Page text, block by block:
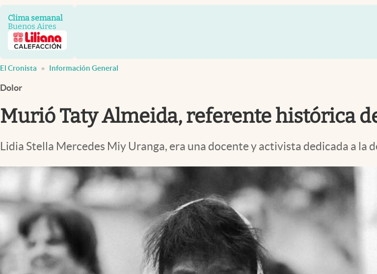
Infotechnology
Clase
Clima
Mundial 2026
Mediakit
Clima semanal
Buenos Aires
El Cronista Información General
Dolor
Murió Taty Almeida, referente histórica
Lidia Stella Mercedes Miy Uranga, era una docente y activista dedicada a la